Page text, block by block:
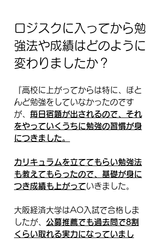
ロジスクに入ってから勉
強法や成績はどのように
変わりましたか？
『高校に上がってからは特に、ほと
んど勉強をしていなかったのです
が、 毎日宿題が出されるので、それ
をやっていくうちに勉強の習慣が身
につきました。
カリキュラムを立ててもらい勉強法
も教えてもらったので、基礎が身に
つき成績も上がっていきました。
大阪経済大学はAO入試で合格しま
したが、 公募推薦でも過去問で8割
くらい取れる実力になっていまし